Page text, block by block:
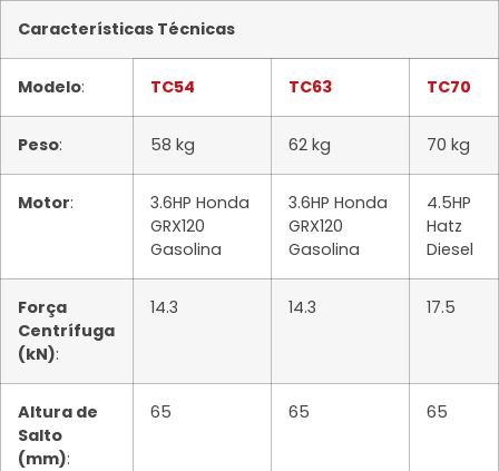
Características Técnicas
Modelo: TC54 TC63 TC70
Peso: 58 kg 62 kg 70 kg
Motor:
3.6HP Honda
GRX120
Gasolina
3.6HP Honda
GRX120
Gasolina
4.5HP
Hatz
Diesel
Força
Centrífuga
(kN):
14.3 14.3 17.5
Altura de
Salto
(mm):
65 65 65